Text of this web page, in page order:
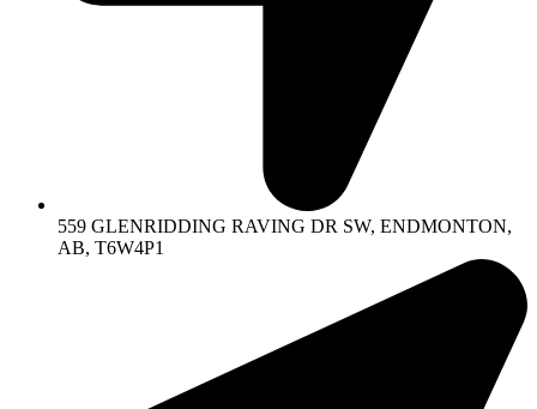
559 GLENRIDDING RAVING DR SW, ENDMONTON,
AB, T6W4P1